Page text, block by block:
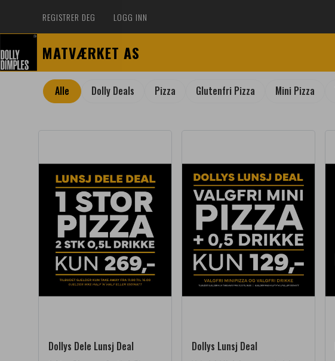
MATVÆRKET AS
REGISTRER DEG LOGG INN
Alle Dolly Deals Pizza Glutenfri Pizza Mini Pizza
Dollys Dele Lunsj Deal
Dollys Lunsj Deal